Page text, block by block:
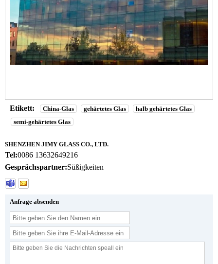
Etikett: China-Glas gehärtetes Glas
halb gehärtetes Glas
semi-gehärtetes Glas
SHENZHEN JIMY GLASS CO., LTD.
Tel:0086 13632649216
Gesprächspartner:Süßigkeiten
Anfrage absenden